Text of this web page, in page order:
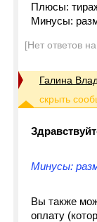
Плюсы:
Минусы:
[Нет ответов
Галина
Минусы:
Вы также
оплату